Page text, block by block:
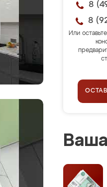
8
8
Или